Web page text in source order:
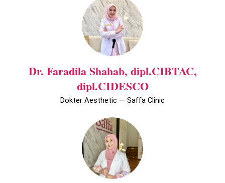
Dr. Faradila Shahab, dipl.CIBTAC,
dipl.CIDESCO
Dokter Aesthetic — Saffa Clinic